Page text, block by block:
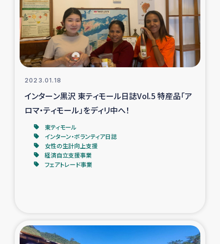
2023.01.18
インターン黒沢 東ティモール日誌Vol.5 特産品「ア
ロマ・ティモール」をディリ中へ！
東ティモール
インターン・ボランティア日誌
女性の生計向上支援
経済自立支援事業
フェアトレード事業